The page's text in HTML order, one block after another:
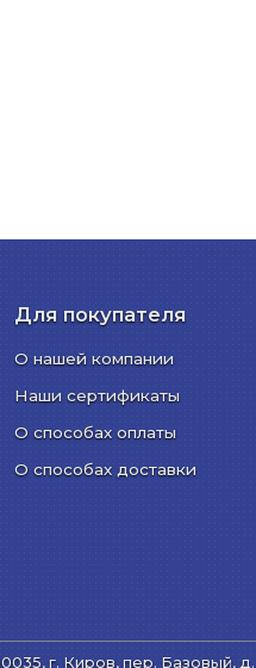
Для покупателя
О нашей компании
Наши сертификаты
О способах оплаты
О способах доставки
г. Киров, пер. Базовый,